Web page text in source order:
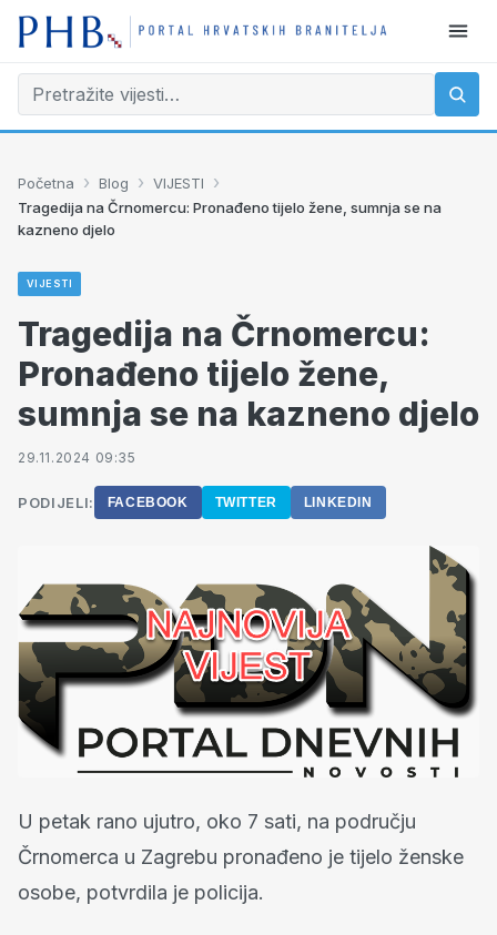
Početna › Blog › VIJESTI ›
Tragedija na Črnomercu: Pronađeno tijelo žene, sumnja se na
kazneno djelo
VIJESTI
Tragedija na Črnomercu:
Pronađeno tijelo žene,
sumnja se na kazneno djelo
29.11.2024 09:35
PODIJELI: FACEBOOK TWITTER LINKEDIN
U petak rano ujutro, oko 7 sati, na području
Črnomerca u Zagrebu pronađeno je tijelo ženske
osobe, potvrdila je policija.